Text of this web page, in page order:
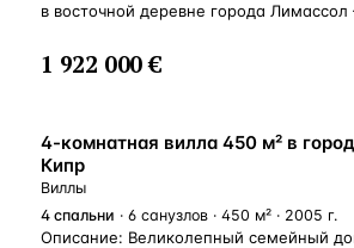
в восточной деревне города
от ближайшего муниципального
деревня расположена на высоте 190
Асгата состоит из умбры и
в основном используется для
овощей, бобовых, картофеля, маслин,
и северо-востоке произрастают
1 922 000 €
ВНЖ
4-комнатная вилла 450 м² в
Кипр
Виллы
4 спальни · 6 санузлов · 450 м² · 2005 г.
Описание: Великолепный семейный